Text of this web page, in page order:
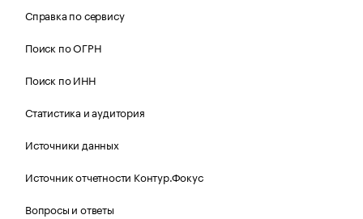
Справка по сервису
Поиск по ОГРН
Поиск по ИНН
Статистика и аудитория
Источники данных
Источник отчетности Контур.Фокус
Вопросы и ответы